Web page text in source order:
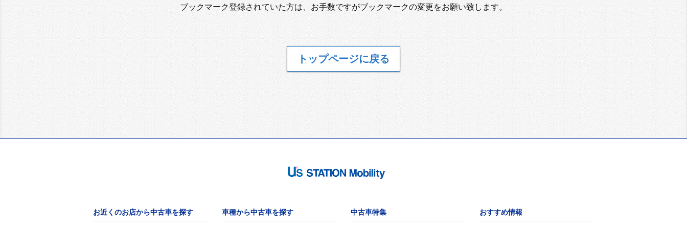
ブックマーク登録されていた方は、お手数ですがブックマークの変更をお願い致します。
トップページに戻る
お近くのお店から中古車を探す 車種から中古車を探す 中古車特集 おすすめ情報